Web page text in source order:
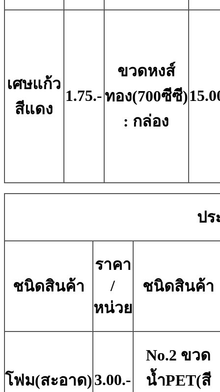
เศษแก้ว
สีแดง
1.75.-
ขวดหงส์
ทอง(700ซีซี)
: กล่อง
ปร
ชนิดสินค้า
ราคา
/
หน่วย
ชนิดสินค้า
โฟม(สะอาด)3.00.-
No.2 ขวด
น้ำPET(สี